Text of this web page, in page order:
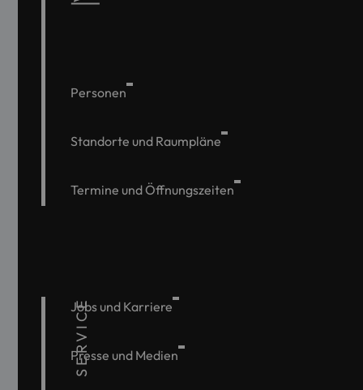
Personen
Standorte und Raumpläne
Termine und Öffnungszeiten
SERVICE
Jobs und Karriere
Presse und Medien